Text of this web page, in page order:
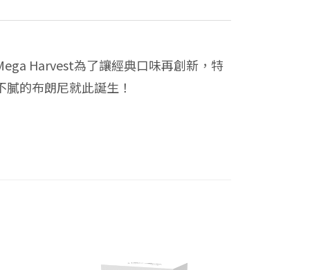
Harvest為了讓經典口味再創新，特
的布朗尼就此誕生！